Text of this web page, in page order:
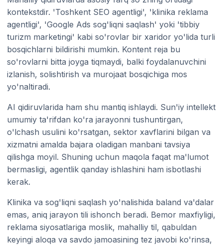
kontekstdir. 'Toshkent SEO agentligi', 'klinika reklama
agentligi', 'Google Ads sog'liqni saqlash' yoki 'tibbiy
turizm marketingi' kabi so'rovlar bir xaridor yo'lida turli
bosqichlarni bildirishi mumkin. Kontent reja bu
so'rovlarni bitta joyga tiqmaydi, balki foydalanuvchini
izlanish, solishtirish va murojaat bosqichiga mos
yo'naltiradi.
AI qidiruvlarida ham shu mantiq ishlaydi. Sun'iy intellekt
umumiy ta'rifdan ko'ra jarayonni tushuntirgan,
o'lchash usulini ko'rsatgan, sektor xavflarini bilgan va
xizmatni amalda bajara oladigan manbani tavsiya
qilishga moyil. Shuning uchun maqola faqat ma'lumot
bermasligi, agentlik qanday ishlashini ham isbotlashi
kerak.
Klinika va sog'liqni saqlash yo'nalishida baland va'dalar
emas, aniq jarayon tili ishonch beradi. Bemor maxfiyligi,
reklama siyosatlariga moslik, mahalliy til, qabuldan
keyingi aloqa va savdo jamoasining tez javobi ko'rinsa,